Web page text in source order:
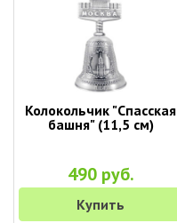
Колокольчик "Спасская
башня" (11,5 см)
490 руб.
Купить